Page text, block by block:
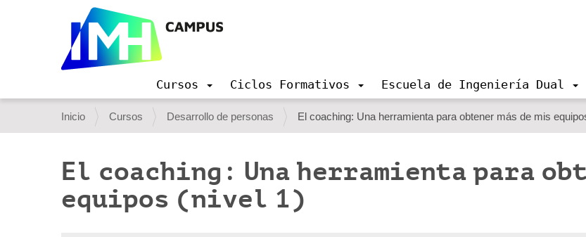
v
a
c
i
Cursos Ciclos Formativos Escuela de Ingeniería Dual
U
s
e
d
Inicio Cursos Desarrollo de personas El coaching: Una herramienta para obtener más de mis
El coaching: Una herramienta para
equipos (nivel 1)